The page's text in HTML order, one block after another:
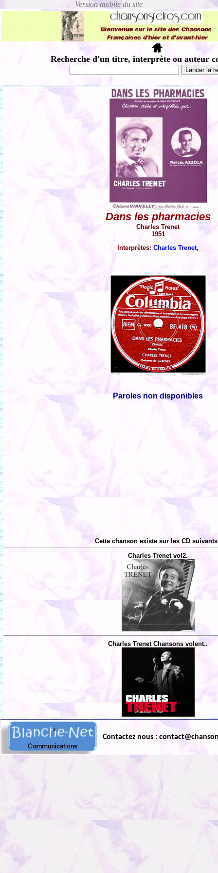
Recherche d'un titre, interprète ou auteur
Dans les pharmacies
Charles Trenet
1951
Interprètes:Charles Trenet,
Paroles non disponibles
Cette chanson existe sur les CD
Charles Trenet vol2.
Charles Trenet Chansons volent..
Contactez nous :